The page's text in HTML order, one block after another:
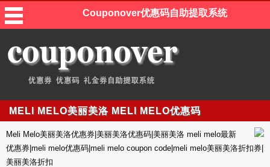
Couponover优惠码自助提取系统
MELI MELO美丽美洛 MELI MELO优惠码
Meli Melo美丽美洛优惠券|美丽美洛优惠码|美丽美洛 meli melo最新
优惠券|meli melo优惠码|meli melo coupon code|meli melo美丽美洛折扣券|
美丽美洛折扣